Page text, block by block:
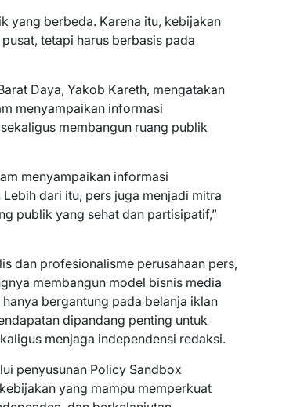
yang berbeda. Karena itu, kebijakan
tetapi harus berbasis pada
Daya, Yakob Kareth, mengatakan
menyampaikan informasi
membangun ruang publik
menyampaikan informasi
dari itu, pers juga menjadi mitra
publik yang sehat dan partisipatif,”
dan profesionalisme perusahaan pers,
membangun model bisnis media
bergantung pada belanja iklan
dipandang penting untuk
menjaga independensi redaksi.
penyusunan Policy Sandbox
yang mampu memperkuat